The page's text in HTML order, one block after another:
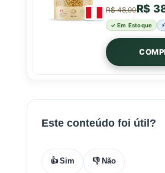
R$ 48,90R$
✓ Em Estoque
Este conteúdo foi útil?
👍 Sim 👎 Não